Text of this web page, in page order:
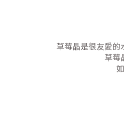
草莓晶是很友愛
草莓